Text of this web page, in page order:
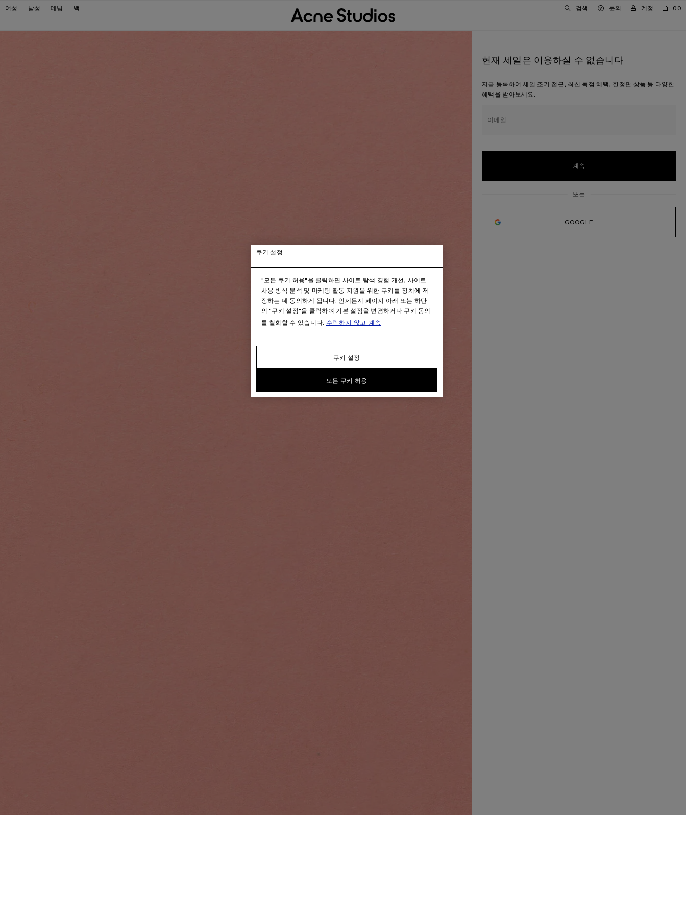
내비게이션으로 넘기기
메인 콘텐츠로 넘기기
하단으로 넘기기
여성 남성 데님 백 검색 문의 계정 00
현재 세일은 이용하실 수 없습니다
지금 등록하여 세일 조기 접근, 최신 독점 혜택, 한정판 상품 등 다양한
혜택을 받아보세요.
이메일
계속
GOOGLE
쿠키 설정
"모든 쿠키 허용"을 클릭하면 사이트 탐색 경험 개선, 사이트
사용 방식 분석 및 마케팅 활동 지원을 위한 쿠키를 장치에 저
장하는 데 동의하게 됩니다. 언제든지 페이지 아래 또는 하단
의 "쿠키 설정"을 클릭하여 기본 설정을 변경하거나 쿠키 동의
를 철회할 수 있습니다. 수락하지 않고 계속
쿠키 설정
모든 쿠키 허용